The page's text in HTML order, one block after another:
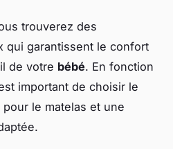
trouverez des
qui garantissent le confort
de votre bébé. En fonction
important de choisir le
le matelas et une